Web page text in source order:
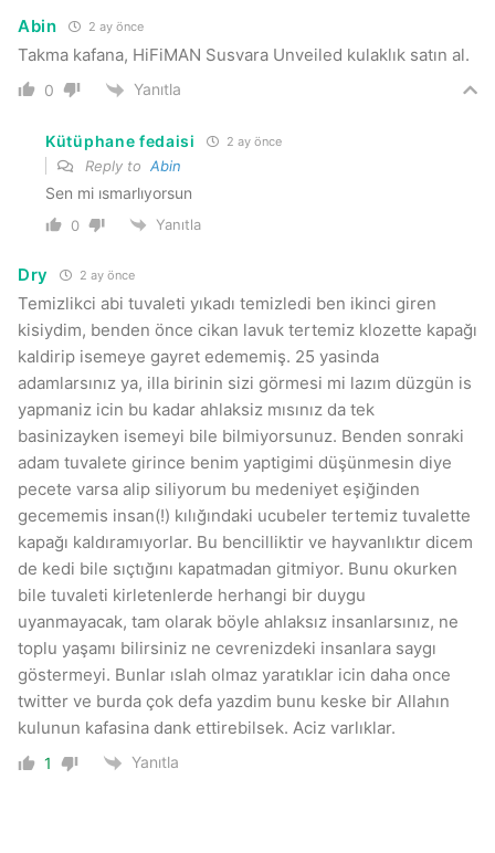
Abin 2 ay önce
Takma kafana, HiFiMAN Susvara Unveiled kulaklık satın al.
0 Yanıtla
Kütüphane fedaisi 2 ay önce
Reply to Abin
Sen mi ısmarlıyorsun
0 Yanıtla
Dry 2 ay önce
Temizlikci abi tuvaleti yıkadı temizledi ben ikinci giren
kisiydim, benden önce cikan lavuk tertemiz klozette kapağı
kaldirip isemeye gayret edememiş. 25 yasinda
adamlarsınız ya, illa birinin sizi görmesi mi lazım düzgün is
yapmaniz icin bu kadar ahlaksiz mısınız da tek
basinizayken isemeyi bile bilmiyorsunuz. Benden sonraki
adam tuvalete girince benim yaptigimi düşünmesin diye
pecete varsa alip siliyorum bu medeniyet eşiğinden
gecememis insan(!) kılığındaki ucubeler tertemiz tuvalette
kapağı kaldıramıyorlar. Bu bencilliktir ve hayvanlıktır dicem
de kedi bile sıçtığını kapatmadan gitmiyor. Bunu okurken
bile tuvaleti kirletenlerde herhangi bir duygu
uyanmayacak, tam olarak böyle ahlaksız insanlarsınız, ne
toplu yaşamı bilirsiniz ne cevrenizdeki insanlara saygı
göstermeyi. Bunlar ıslah olmaz yaratıklar icin daha once
twitter ve burda çok defa yazdim bunu keske bir Allahın
kulunun kafasina dank ettirebilsek. Aciz varlıklar.
1 Yanıtla